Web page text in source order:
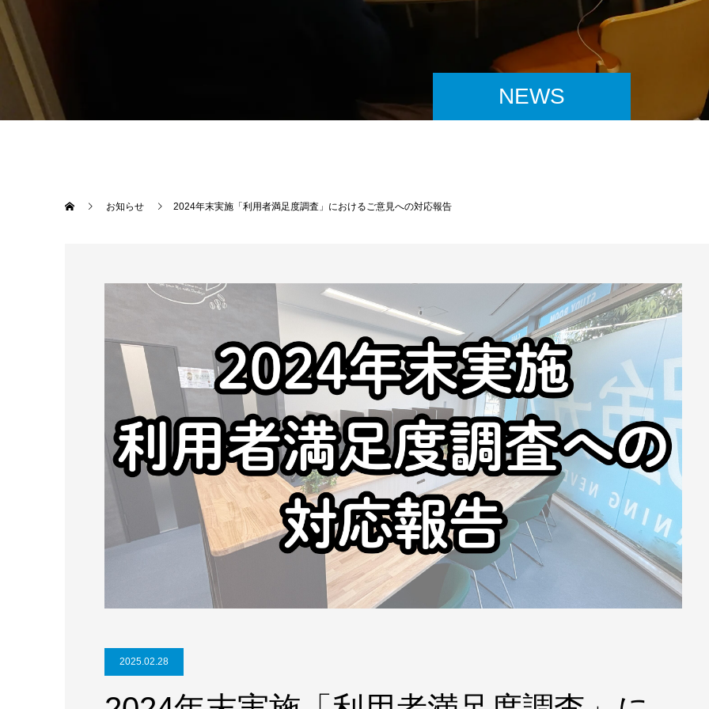
NEWS
お知らせ 2024年末実施「利用者満足度調査」におけるご意見への対応報告
2025.02.28